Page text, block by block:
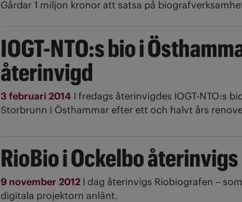
Gårdar 1 miljon kronor att satsa på
IOGT-NTO:s bio i
återinvigd
3 februari 2014 I fredags återinvigdes IOGT-NTO:s
Storbrunn i Östhammar efter ett och halvt års
RioBio i Ockelbo återinvigs
9 november 2012 I dag återinvigs Riobiografen –
digitala projektorn anlänt.